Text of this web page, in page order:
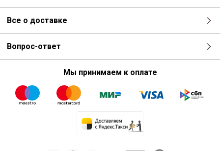
Все о доставке
Вопрос-ответ
Мы принимаем к оплате